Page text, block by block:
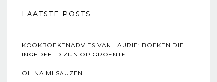
LAATSTE POSTS
KOOKBOEKENADVIES VAN LAURIE: BOEKEN DIE
INGEDEELD ZIJN OP GROENTE
OH NA MI SAUZEN